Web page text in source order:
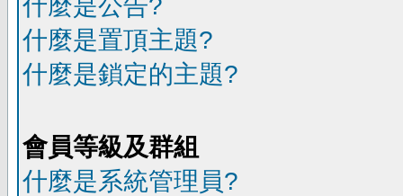
什麼是置頂主題?
什麼是鎖定的主題?
會員等級及群組
什麼是系統管理員?